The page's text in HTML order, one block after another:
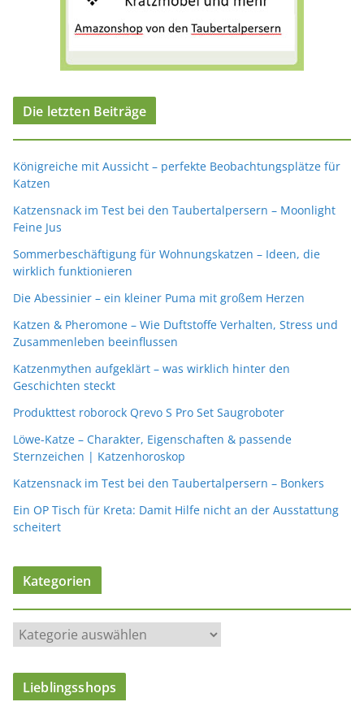
Die letzten Beiträge
Königreiche mit Aussicht – perfekte Beobachtungsplätze für
Katzen
Katzensnack im Test bei den Taubertalpersern – Moonlight
Feine Jus
Sommerbeschäftigung für Wohnungskatzen – Ideen, die
wirklich funktionieren
Die Abessinier – ein kleiner Puma mit großem Herzen
Katzen & Pheromone – Wie Duftstoffe Verhalten, Stress und
Zusammenleben beeinflussen
Katzenmythen aufgeklärt – was wirklich hinter den
Geschichten steckt
Produkttest roborock Qrevo S Pro Set Saugroboter
Löwe-Katze – Charakter, Eigenschaften & passende
Sternzeichen | Katzenhoroskop
Katzensnack im Test bei den Taubertalpersern – Bonkers
Ein OP Tisch für Kreta: Damit Hilfe nicht an der Ausstattung
scheitert
Kategorien
a
t
Lieblingsshops